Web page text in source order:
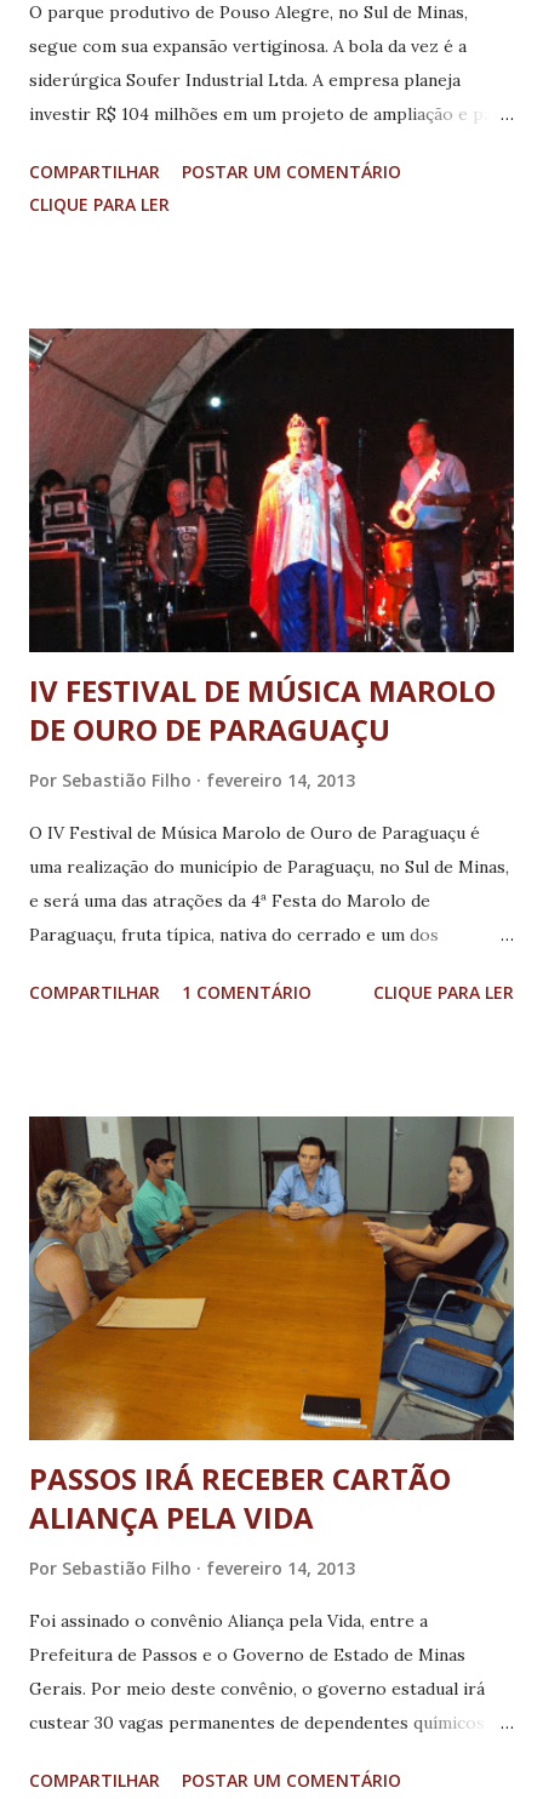
O parque produtivo de Pouso Alegre, no Sul de Minas,
segue com sua expansão vertiginosa. A bola da vez é a
siderúrgica Soufer Industrial Ltda. A empresa planeja
investir R$ 104 milhões em um projeto de ampliação e para
protocolo de intenções foi firmado entre os diretores da
Soufer e o Instituto de Desenvolvimento Integrado (INDI),
planta já instalada. Com o aporte, a siderúrgica projeta um
crescimento de 186% em seu faturamento anual, passando
de $ 26,88 milhões em 2012 para R$ 77 milhões. A
implantação da nova unidade ainda aguarda definição de
área. Mas a diretoria afirma que a construção começa já em
2013 com prazo de conclusão previsto para 2015. A nova
unidade deve gerar cerca de R$ 196 milhões em
faturamento e 150 empregos diretos. Em Brasília,
participando do ‘Encontro ...
COMPARTILHAR
POSTAR UM COMENTÁRIO
CLIQUE PARA LER
IV FESTIVAL DE MÚSICA MAROLO
DE OURO DE PARAGUAÇU
Por Sebastião Filho fevereiro 14, 2013
O IV Festival de Música Marolo de Ouro de Paraguaçu é
uma realização do município de Paraguaçu, no Sul de Minas,
e será uma das atrações da 4ª Festa do Marolo de
Paraguaçu, fruta típica, nativa do cerrado e um dos
16 de março de 2013, às 20h30, no Teatro Municipal Donato
correios (SEDEX) e entregues na Praça João Eustáquio de
Andrade, 166, Centro, Paraguaçu, MG, CEP 37120-000,
valendo a data da postagem até o prazo limite acima
mencionado. O II Festival de Música Marolo de Ouro de
Paraguaçu – MG será composto por duas fases. Na Fase
municipal, dia 14 de março de 2013, serão selecionadas 12
músicas de compositores naturais ou residentes no
município de Paraguaçu, das quais a Comissão Julgadora
classificará 02 (duas) para a ase nacional. No ato de
inscrição ane...
COMPARTILHAR 1 COMENTÁRIO CLIQUE PARA LER
PASSOS IRÁ RECEBER CARTÃO
ALIANÇA PELA VIDA
Por Sebastião Filho fevereiro 14, 2013
Foi assinado o convênio Aliança pela Vida, entre a
Prefeitura de Passos e o Governo de Estado de Minas
Gerais. Por meio deste convênio, o governo estadual irá
custear 30 vagas permanentes de dependentes químicos na
prefeito, Ataíde Vilela, a coordenadora da Saúde Mental do
COMPARTILHAR POSTAR UM COMENTÁRIO